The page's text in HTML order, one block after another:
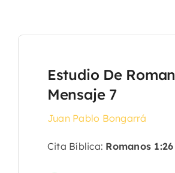
Estudio De
Mensaje 7
Juan Pablo Bongarrá
Cita Bíblica: Romanos